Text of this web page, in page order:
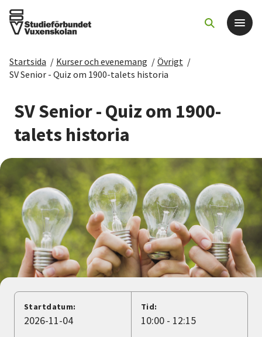
Det här gör vi
För dig som
Sök kurser och evenemang
Om SV
Starta studiecirkel
Cirkelledare
Nyheter
Avdelningar
Startsida / Kurser och evenemang / Övrigt /
SV Senior - Quiz om 1900-talets historia
SV Senior - Quiz om 1900-
talets historia
Startdatum:
2026-11-04
Tid:
10:00 - 12:15